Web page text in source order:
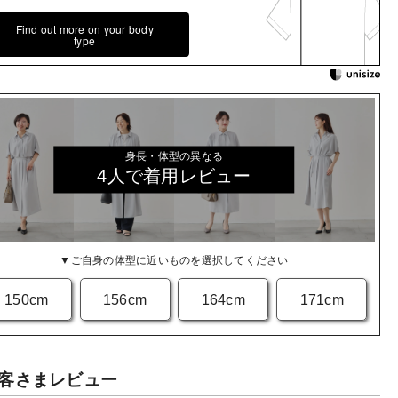
Find out more on your body
type
身長・体型の異なる
4人で着用レビュー
▼ご自身の体型に近いものを選択してください
150cm 156cm 164cm 171cm
さまレビュー